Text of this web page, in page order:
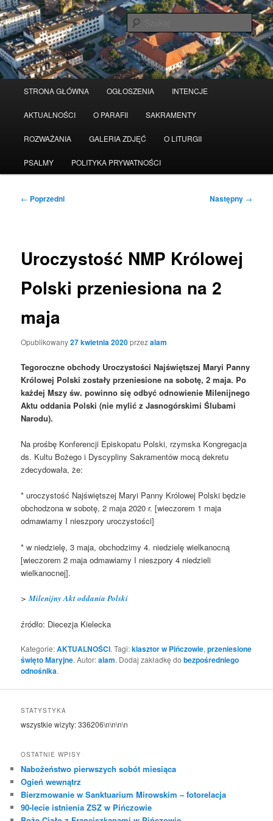
Przeskocz
do
tekstu
STRONA GŁÓWNA OGŁOSZENIA INTENCJE
AKTUALNOŚCI O PARAFII SAKRAMENTY
ROZWAŻANIA GALERIA ZDJĘĆ O LITURGII
PSALMY POLITYKA PRYWATNOŚCI
Nawigacja
← Poprzedni Następny →
Uroczystość NMP Królowej
Polski przeniesiona na 2
maja
Opublikowany27 kwietnia 2020przezalam
Tegoroczne obchody Uroczystości Najświętszej Maryi Panny
Królowej Polski zostały przeniesione na sobotę, 2 maja. Po
każdej Mszy św. powinno się odbyć odnowienie Milenijnego
Aktu oddania Polski (nie mylić z Jasnogórskimi Ślubami
Narodu).
Na prośbę Konferencji Episkopatu Polski, rzymska Kongregacja
ds. Kultu Bożego i Dyscypliny Sakramentów mocą dekretu
zdecydowała, że:
* uroczystość Najświętszej Maryi Panny Królowej Polski będzie
obchodzona w sobotę, 2 maja 2020 r. [wieczorem 1 maja
odmawiamy I nieszpory uroczystości]
* w niedzielę, 3 maja, obchodzimy 4. niedzielę wielkanocną
[wieczorem 2 maja odmawiamy I nieszpory 4 niedzieli
wielkanocnej].
>Milenijny Akt oddania Polski
źródło: Diecezja Kielecka
Kategorie:AKTUALNOŚCI. Tagi:klasztor w Pińczowie,przeniesione
święto Maryjne. Autor:alam. Dodaj zakładkę dobezpośredniego
odnośnika.
STATYSTYKA
wszystkie wizyty:336206\n\n\n\n
OSTATNIE WPISY
Nabożeństwo pierwszych sobót miesiąca
Ogień wewnątrz
Bierzmowanie w Sanktuarium Mirowskim – fotorelacja
90-lecie istnienia ZSZ w Pińczowie
Serwis wykorzystuje pliki Cookies Czytaj więcej odrzuć